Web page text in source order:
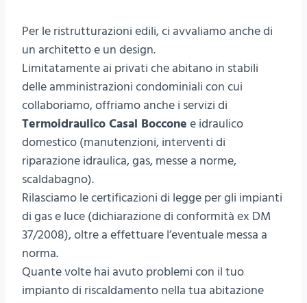
Per le ristrutturazioni edili, ci avvaliamo anche di
un architetto e un design.
Limitatamente ai privati che abitano in stabili
delle amministrazioni condominiali con cui
collaboriamo, offriamo anche i servizi di
Termoidraulico Casal Boccone e idraulico
domestico (manutenzioni, interventi di
riparazione idraulica, gas, messe a norme,
scaldabagno).
Rilasciamo le certificazioni di legge per gli impianti
di gas e luce (dichiarazione di conformità ex DM
37/2008), oltre a effettuare l’eventuale messa a
norma.
Quante volte hai avuto problemi con il tuo
impianto di riscaldamento nella tua abitazione